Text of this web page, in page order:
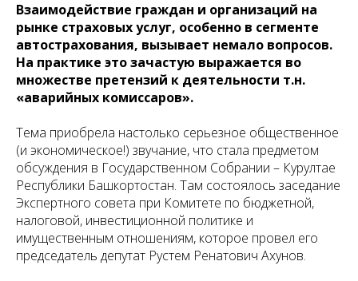
Взаимодействие граждан и организаций на
рынке страховых услуг, особенно в сегменте
автострахования, вызывает немало вопросов.
На практике это зачастую выражается во
множестве претензий к деятельности т.н.
«аварийных комиссаров».
Тема приобрела настолько серьезное общественное
(и экономическое!) звучание, что стала предметом
обсуждения в Государственном Собрании – Курултае
Республики Башкортостан. Там состоялось заседание
Экспертного совета при Комитете по бюджетной,
налоговой, инвестиционной политике и
имущественным отношениям, которое провел его
председатель депутат Рустем Ренатович Ахунов.